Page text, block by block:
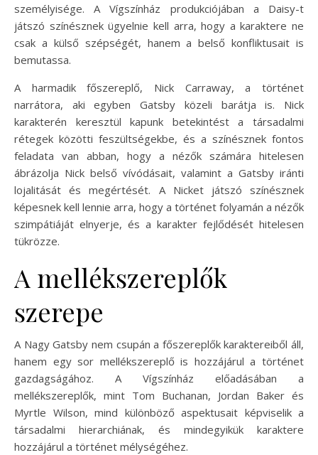
személyisége. A Vígszínház produkciójában a Daisy-t
játszó színésznek ügyelnie kell arra, hogy a karaktere ne
csak a külső szépségét, hanem a belső konfliktusait is
bemutassa.
A harmadik főszereplő, Nick Carraway, a történet
narrátora, aki egyben Gatsby közeli barátja is. Nick
karakterén keresztül kapunk betekintést a társadalmi
rétegek közötti feszültségekbe, és a színésznek fontos
feladata van abban, hogy a nézők számára hitelesen
ábrázolja Nick belső vívódásait, valamint a Gatsby iránti
lojalitását és megértését. A Nicket játszó színésznek
képesnek kell lennie arra, hogy a történet folyamán a nézők
szimpátiáját elnyerje, és a karakter fejlődését hitelesen
tükrözze.
A mellékszereplők
szerepe
A Nagy Gatsby nem csupán a főszereplők karaktereiből áll,
hanem egy sor mellékszereplő is hozzájárul a történet
gazdagságához. A Vígszínház előadásában a
mellékszereplők, mint Tom Buchanan, Jordan Baker és
Myrtle Wilson, mind különböző aspektusait képviselik a
társadalmi hierarchiának, és mindegyikük karaktere
hozzájárul a történet mélységéhez.